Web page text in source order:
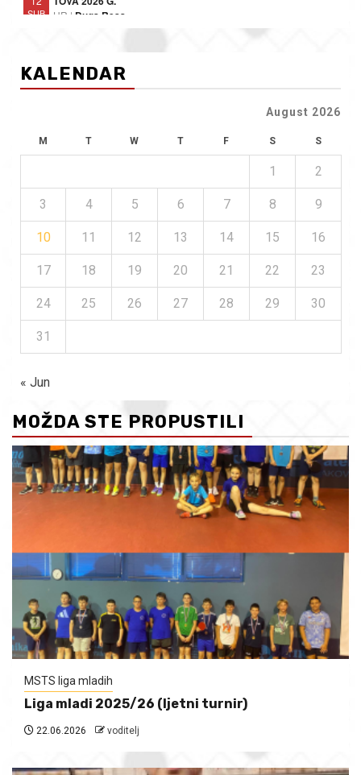
KALENDAR
August 2026
M T W T F S S
1 2
3 4 5 6 7 8 9
10 11 12 13 14 15 16
17 18 19 20 21 22 23
24 25 26 27 28 29 30
31
« Jun
MOŽDA STE PROPUSTILI
MSTS liga mladih
Liga mladi 2025/26 (ljetni turnir)
22.06.2026 voditelj